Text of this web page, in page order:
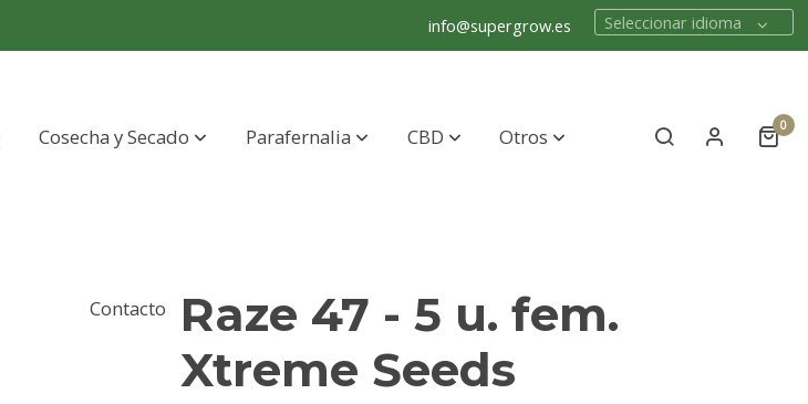
info@supergrow.es Seleccionar idioma
Cosecha y Secado Parafernalia CBD Otros
Contacto
0
Raze 47 - 5 u. fem.
Xtreme Seeds